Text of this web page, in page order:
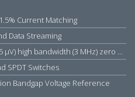
Current Matching
Data Streaming
TSZ182IST Very high accuracy (25 µV) high bandwidth (3 MHz) zero drift 5 V operational amplifiers
SPDT Switches
Bandgap Voltage Reference